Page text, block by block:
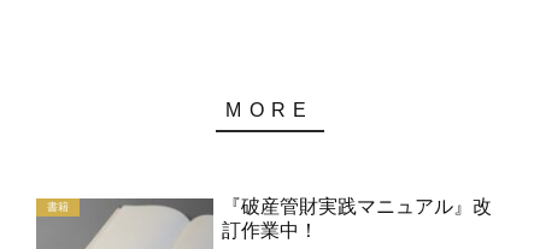
書籍
『破産管財実践マニュアル』改
訂作業中！